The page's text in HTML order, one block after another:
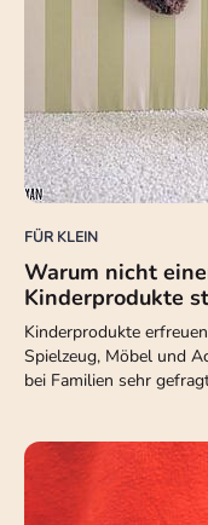
FÜR KLEIN
Warum nicht
Kinderprodukte
Kinderprodukte
Spielzeug, Möbel und
bei Familien sehr